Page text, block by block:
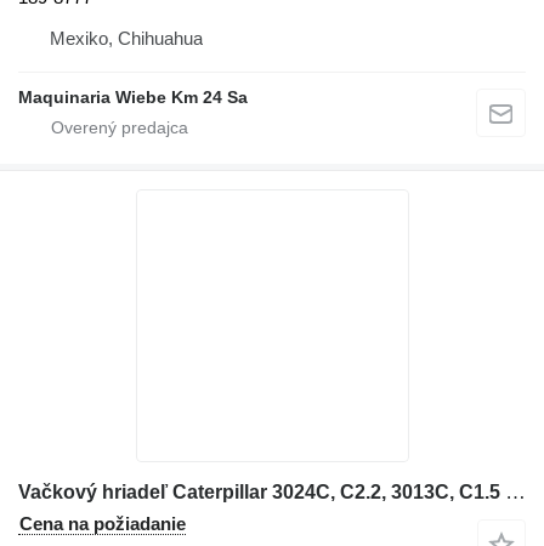
Mexiko, Chihuahua
Maquinaria Wiebe Km 24 Sa
Vačkový hriadeľ Caterpillar 3024C, C2.2, 3013C, C1.5 156-6492 na rýpadla-nakladača
Cena na požiadanie